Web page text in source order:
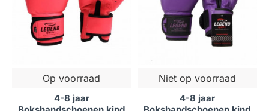
Op voorraad
4-8 jaar
Niet op voorraad
4-8 jaar